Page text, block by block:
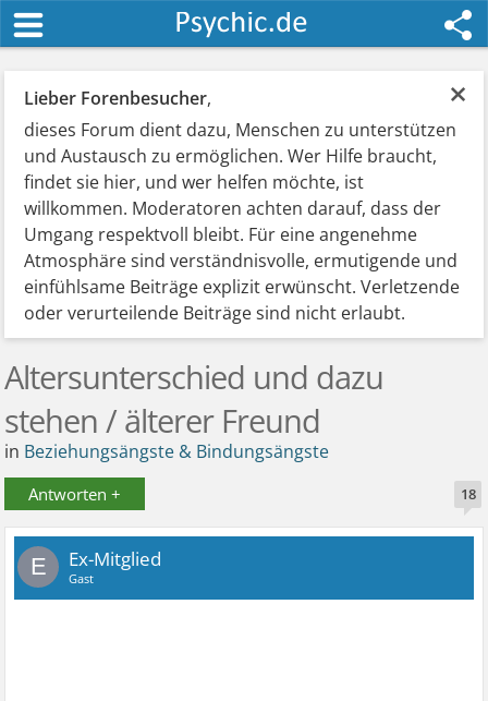
×
Lieber Forenbesucher,
dieses Forum dient dazu, Menschen zu unterstützen
und Austausch zu ermöglichen. Wer Hilfe braucht,
findet sie hier, und wer helfen möchte, ist
willkommen. Moderatoren achten darauf, dass der
Umgang respektvoll bleibt. Für eine angenehme
Atmosphäre sind verständnisvolle, ermutigende und
einfühlsame Beiträge explizit erwünscht. Verletzende
oder verurteilende Beiträge sind nicht erlaubt.
Altersunterschied und dazu
stehen / älterer Freund
in Beziehungsängste & Bindungsängste
Antworten + 18
E Ex-Mitglied
Gast